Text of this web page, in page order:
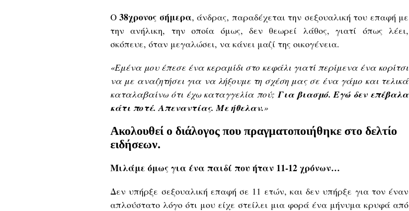
Ο 38χρονος σήμερα, άνδρας, παραδέχεται την σεξουαλική του επαφή με
την ανήλικη, την οποία όμως, δεν θεωρεί λάθος, γιατί όπως λέει,
σκόπευε, όταν μεγαλώσει, να κάνει μαζί της οικογένεια.
«Εμένα μου έπεσε ένα κεραμίδι στο κεφάλι γιατί περίμενα ένα κορίτσι
να με αναζητήσει για να λήξουμε τη σχέση μας σε ένα γάμο και τελικά
καταλαβαίνω ότι έχω καταγγελία πού; Για βιασμό. Εγώ δεν επέβαλα
κάτι ποτέ. Απεναντίας. Με ήθελαν.»
Ακολουθεί ο διάλογος που πραγματοποιήθηκε στο δελτίο
ειδήσεων.
Μιλάμε όμως για ένα παιδί που ήταν 11-12 χρόνων…
Δεν υπήρξε σεξουαλική επαφή σε 11 ετών, και δεν υπήρξε για τον έναν
απλούστατο λόγο ότι μου είχε στείλει μια φορά ένα μήνυμα κρυφά από